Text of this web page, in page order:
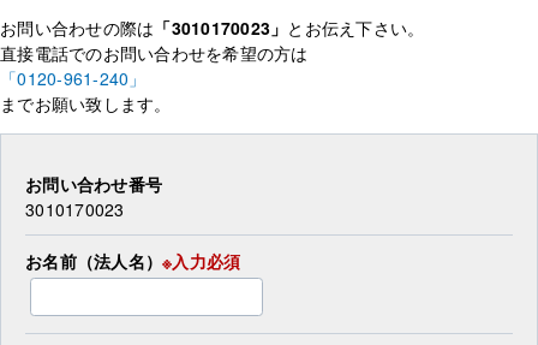
お問い合わせの際は 「3010170023」 とお伝え下さい。
直接電話でのお問い合わせを希望の方は
「0120-961-240」
までお願い致します。
お問い合わせ番号
3010170023
お名前（法人名） ※入力必須